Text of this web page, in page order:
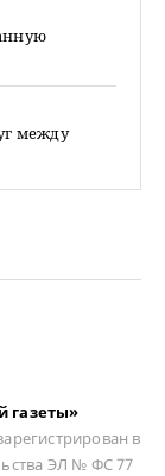
между
газеты»
в
ЭЛ № ФС 77